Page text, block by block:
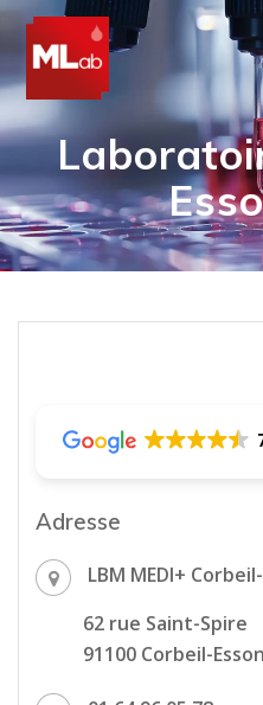
Adresse
LBM MEDI+
62 rue Saint-Spire
91100 Corbeil-